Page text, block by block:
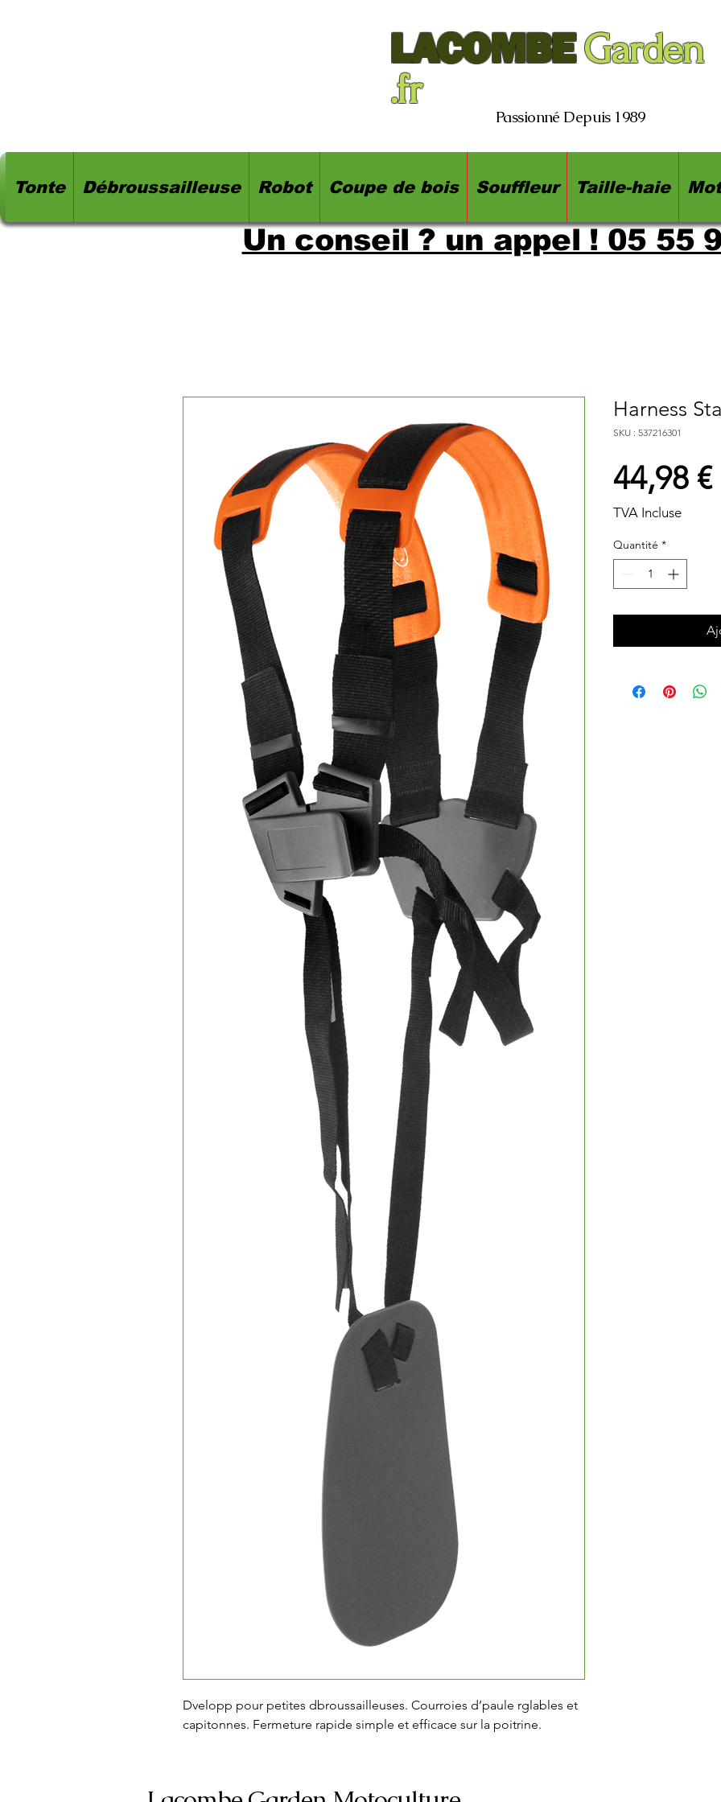
LACOMBE Garden
.fr
Passionné Depuis 1989
Tonte Débroussailleuse Robot Coupe de bois Souffleur Taille-haie
Un conseil ? un appel ! 05 55
Dvelopp pour petites dbroussailleuses. Courroies d’paule rglables et
capitonnes. Fermeture rapide simple et efficace sur la poitrine.
Harness
SKU : 537216301
44,98 €
TVA Incluse
Quantité *